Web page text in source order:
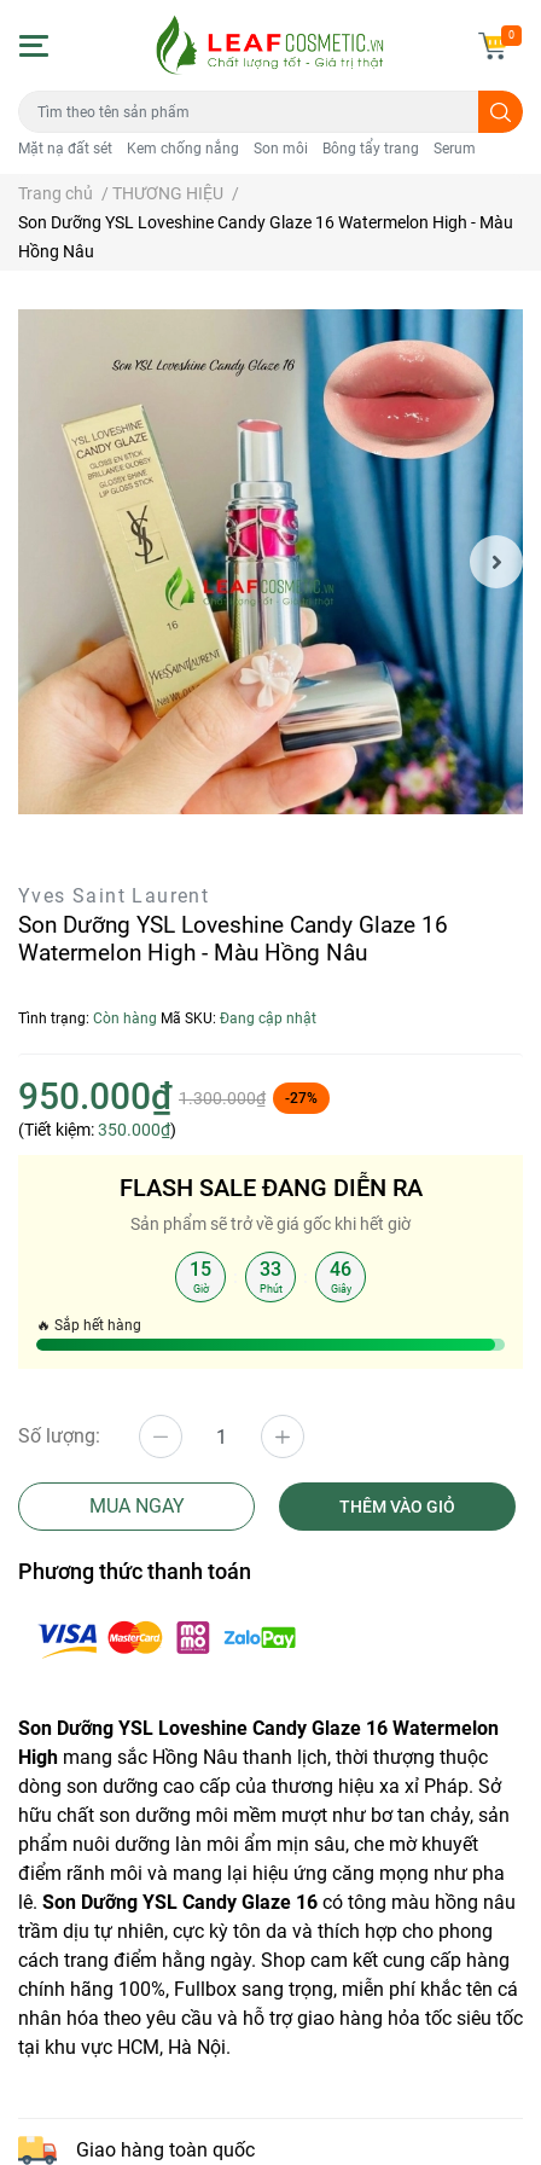
Mặt nạ đất sét Kem chống nắng Son môi Bông tẩy trang Serum
0
Trang chủ / THƯƠNG HIỆU /
Son Dưỡng YSL Loveshine Candy Glaze 16 Watermelon High - Màu
Hồng Nâu
Yves Saint Laurent
Son Dưỡng YSL Loveshine Candy Glaze 16
Watermelon High - Màu Hồng Nâu
Tình trạng: Còn hàng Mã SKU: Đang cập nhật
950.000₫ 1.300.000₫ -27%
(Tiết kiệm:350.000₫)
FLASH SALE ĐANG DIỄN RA
Sản phẩm sẽ trở về giá gốc khi hết giờ
15
Giờ
33
Phút
45
Giây
🔥 Sắp hết hàng
Số lượng:
MUA NGAY THÊM VÀO GIỎ
Phương thức thanh toán
Son Dưỡng YSL Loveshine Candy Glaze 16 Watermelon
High mang sắc Hồng Nâu thanh lịch, thời thượng thuộc
dòng son dưỡng cao cấp của thương hiệu xa xỉ Pháp. Sở
hữu chất son dưỡng môi mềm mượt như bơ tan chảy, sản
phẩm nuôi dưỡng làn môi ẩm mịn sâu, che mờ khuyết
điểm rãnh môi và mang lại hiệu ứng căng mọng như pha
lê. Son Dưỡng YSL Candy Glaze 16 có tông màu hồng nâu
trầm dịu tự nhiên, cực kỳ tôn da và thích hợp cho phong
cách trang điểm hằng ngày. Shop cam kết cung cấp hàng
chính hãng 100%, Fullbox sang trọng, miễn phí khắc tên cá
nhân hóa theo yêu cầu và hỗ trợ giao hàng hỏa tốc siêu tốc
tại khu vực HCM, Hà Nội.
Giao hàng toàn quốc